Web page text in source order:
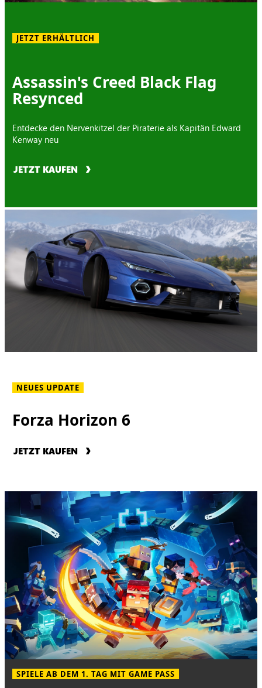
JETZT ERHÄLTLICH
Assassin's Creed Black Flag
Resynced
Entdecke den Nervenkitzel der Piraterie als Kapitän Edward
Kenway neu
JETZT KAUFEN
NEUES UPDATE
Forza Horizon 6
JETZT KAUFEN
SPIELE AB DEM 1. TAG MIT GAME PASS